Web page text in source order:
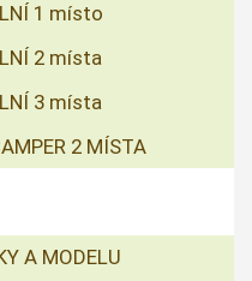
1 místo
2 místa
3 místa
2 MÍSTA
A MODELU